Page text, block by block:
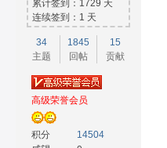
累计签到：1729 天
连续签到：1 天
34
主题
1845
回帖
15
贡献
高级荣誉会员
积分
14504